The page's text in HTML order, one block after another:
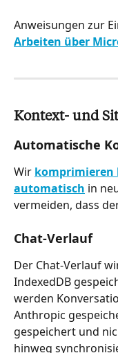
Anweisungen zur
Arbeiten über
Kontext- und
Automatische
Wir komprimieren
automatisch in
vermeiden, dass
Chat-Verlauf
Der Chat-Verlauf
IndexedDB
werden
Anthropic
gespeichert und
hinweg